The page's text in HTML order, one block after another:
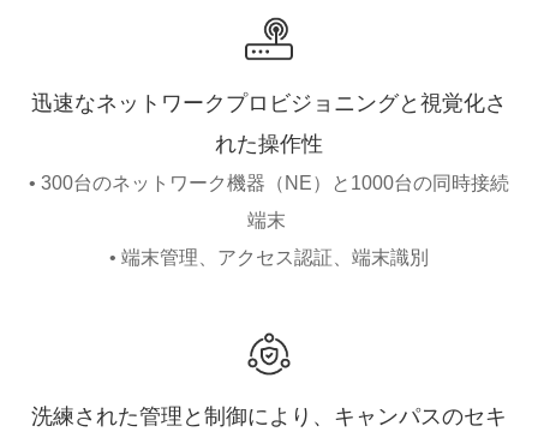
迅速なネットワークプロビジョニングと視覚化さ
れた操作性
• 300台のネットワーク機器（NE）と1000台の同時接続
端末
• 端末管理、アクセス認証、端末識別
洗練された管理と制御により、キャンパスのセキ